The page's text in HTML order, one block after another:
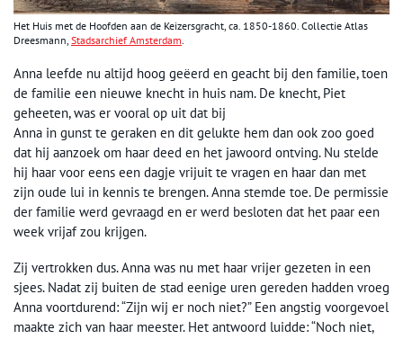
Het Huis met de Hoofden aan de Keizersgracht, ca. 1850-1860. Collectie Atlas
Dreesmann, Stadsarchief Amsterdam
Anna leefde nu altijd hoog geëerd en geacht bij den familie, toen
de familie een nieuwe knecht in huis nam. De knecht, Piet
geheeten, was er vooral op uit dat bij
Anna in gunst te geraken en dit gelukte hem dan ook zoo goed
dat hij aanzoek om haar deed en het jawoord ontving. Nu stelde
hij haar voor eens een dagje vrijuit te vragen en haar dan met
zijn oude lui in kennis te brengen. Anna stemde toe. De permissie
der familie werd gevraagd en er werd besloten dat het paar een
week vrijaf zou krijgen.
Zij vertrokken dus. Anna was nu met haar vrijer gezeten in een
sjees. Nadat zij buiten de stad eenige uren gereden hadden vroeg
Anna voortdurend: “Zijn wij er noch niet?” Een angstig voorgevoel
maakte zich van haar meester. Het antwoord luidde: “Noch niet,